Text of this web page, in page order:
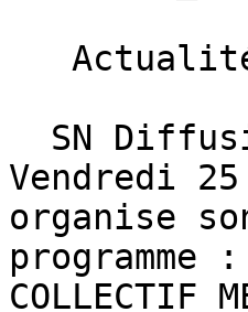
Vendredi
organise
programme :
COLLECTIF